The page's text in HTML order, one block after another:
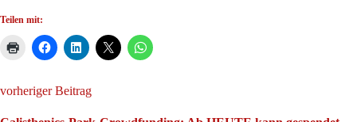
Teilen mit:
vorheriger Beitrag